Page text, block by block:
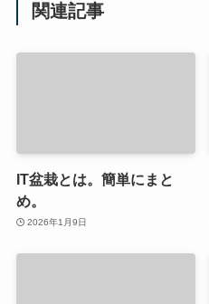
関連記事
IT盆栽とは。簡単にまと
め。
2026年1月9日